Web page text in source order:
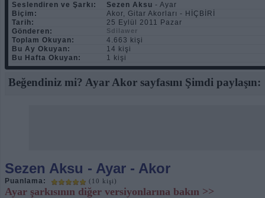
Seslendiren ve Şarkı: Sezen Aksu - Ayar
Biçim:
Akor, Gitar Akorları - HİÇBİRİ
Tarih:
25 Eylül 2011 Pazar
Gönderen:
Sdilawer
Toplam Okuyan:
4.663 kişi
Bu Ay Okuyan:
14 kişi
Bu Hafta Okuyan:
1 kişi
Beğendiniz mi? Ayar Akor sayfasını Şimdi paylaşın:
Sezen Aksu - Ayar - Akor
Puanlama: (10 kişi)
Ayar şarkısının diğer versiyonlarına bakın >>